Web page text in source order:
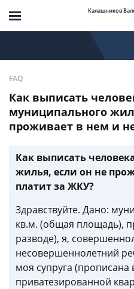
Калашников
FAQ
Как выписать
муниципального
проживает в нем и
Как выписать
жилья, если он не
платит за ЖКУ?
Здравствуйте. Дано:
кв.м. (общая площадь),
разводе), я,
несовершеннолетний
моя супруга (прописана
приватезированной